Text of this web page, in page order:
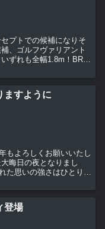
ますように
もよろしくお願いいたし
た思いの強さはひとりで
登場